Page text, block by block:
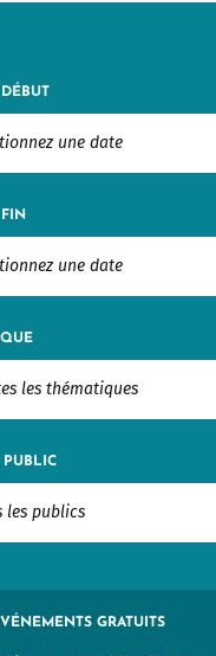
FIN
les thématiques
PUBLIC
les publics
GRATUITS